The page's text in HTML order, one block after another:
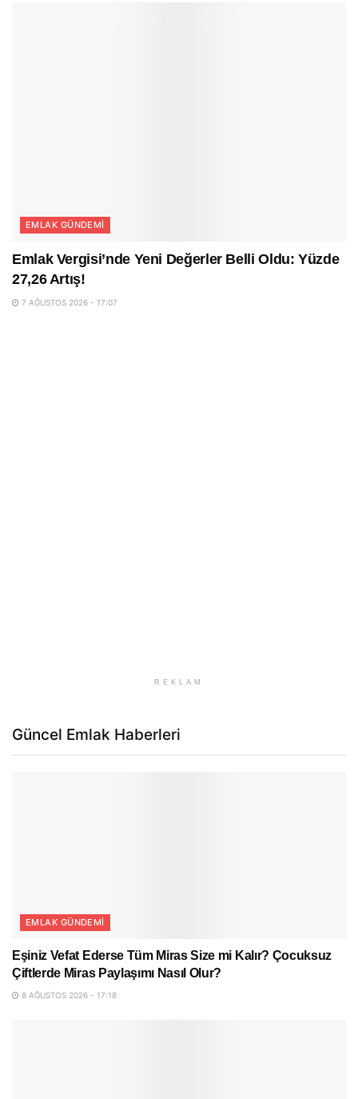
EMLAK GÜNDEMI
Emlak Vergisi’nde Yeni Değerler Belli Oldu: Yüzde
27,26 Artış!
7 AĞUSTOS 2026 - 17:07
REKLAM
Güncel Emlak Haberleri
EMLAK GÜNDEMI
Eşiniz Vefat Ederse Tüm Miras Size mi Kalır? Çocuksuz
Çiftlerde Miras Paylaşımı Nasıl Olur?
8 AĞUSTOS 2026 - 17:18